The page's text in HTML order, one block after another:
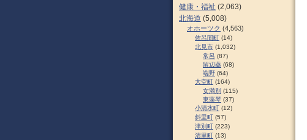
健康・福祉 (2,063)
北海道 (5,008)
オホーツク (4,563)
佐呂間町 (14)
北見市 (1,032)
常呂 (87)
留辺蘂 (68)
端野 (64)
大空町 (164)
女満別 (115)
東藻琴 (37)
小清水町 (12)
斜里町 (57)
津別町 (223)
清里町 (13)